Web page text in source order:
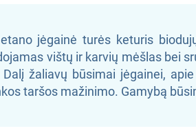
jėgainė turės keturis
vištų ir karvių mėšlas bei
Dalį žaliavų būsimai jėgainei,
taršos mažinimo. Gamybą